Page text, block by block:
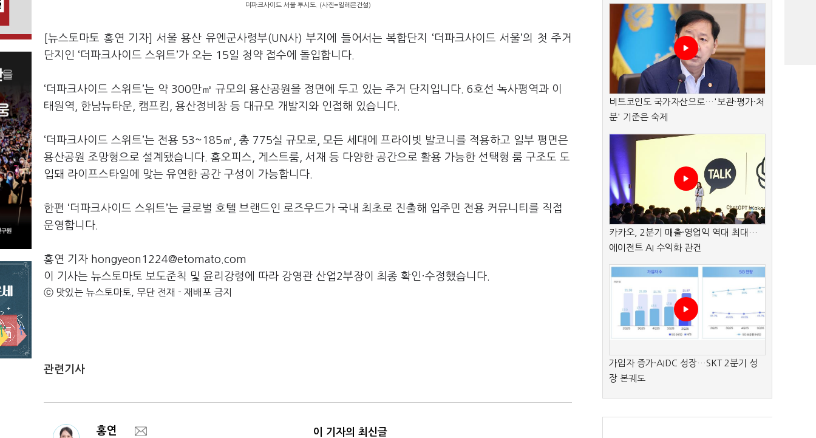
더파크사이드 서울 투시도. (사진=일레븐건설)
[뉴스토마토 홍연 기자] 서울 용산 유엔군사령부(UN사) 부지에 들어서는 복합단지 ‘더파크사이드 서울’의 첫 주거
단지인 ‘더파크사이드 스위트’가 오는 15일 청약 접수에 돌입합니다.
‘더파크사이드 스위트’는 약 300만㎡ 규모의 용산공원을 정면에 두고 있는 주거 단지입니다 6호선 녹사평역과 이
태원역, 한남뉴타운, 캠프킴, 용산정비창 등 대규모 개발지와 인접해 있습니다
‘더파크사이드 스위트’는 전용 53~185㎡, 총 775실 규모로, 모든 세대에 프라이빗 발코니를 적용하고 일부 평면은
용산공원 조망형으로 설계됐습니 다. 홈오피스, 게스트룸, 서재 등 다양한 공간으로 활용 가능한 선택형 룸 구조도 도
입돼 라이프스타일에 맞는 유연한 공간 구성이 가능합니다.
한편 ‘더파크사이드 스위트’는 글로벌 호텔 브랜드인 로즈우드가 국내 최초로 진출해 입주민 전용 커뮤니티를 직접
운영합니다.
홍연 기자 hongyeon1224@etomato.com
이 기사는 뉴스토마토 보도준칙 및 윤리강령에 따라 강영관 산업2부장이 최종 확인·수정했습니다.
ⓒ 맛있는 뉴스토마토, 무단 전재 - 재배포 금지
관련기사
홍연 이 기자의 최신글
비트코인도 국가자산으로…'보관·평가·처
분' 기준은 숙제
카카오, 2분기 매출·영업익 역대 최대…
에이전트 AI 수익화 관건
가입자 증가·AIDC 성장…SKT 2분기 성
장 본궤도